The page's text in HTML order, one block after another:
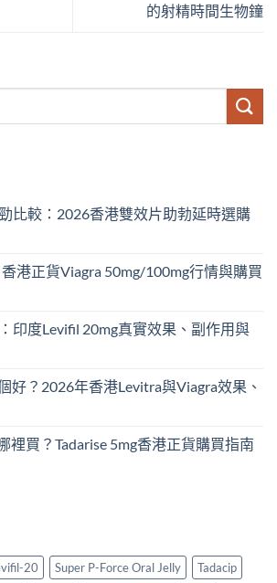
的射精時間生物鐘
比較：2026香港雙效片助勃延時選購
港正貨Viagra 50mg/100mg行情與購買
印度Levifil 20mg真實效果、副作用與
好？2026年香港Levitra與Viagra效果、
裡買？Tadarise 5mg香港正貨購買指南
20 Super P-Force Oral Jelly
Tadacip